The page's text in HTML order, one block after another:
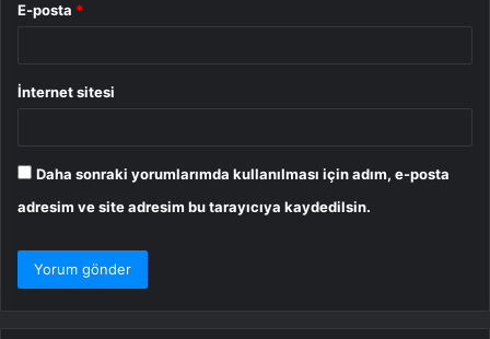
E-posta *
İnternet sitesi
Daha sonraki yorumlarımda kullanılması için adım, e-posta
adresim ve site adresim bu tarayıcıya kaydedilsin.